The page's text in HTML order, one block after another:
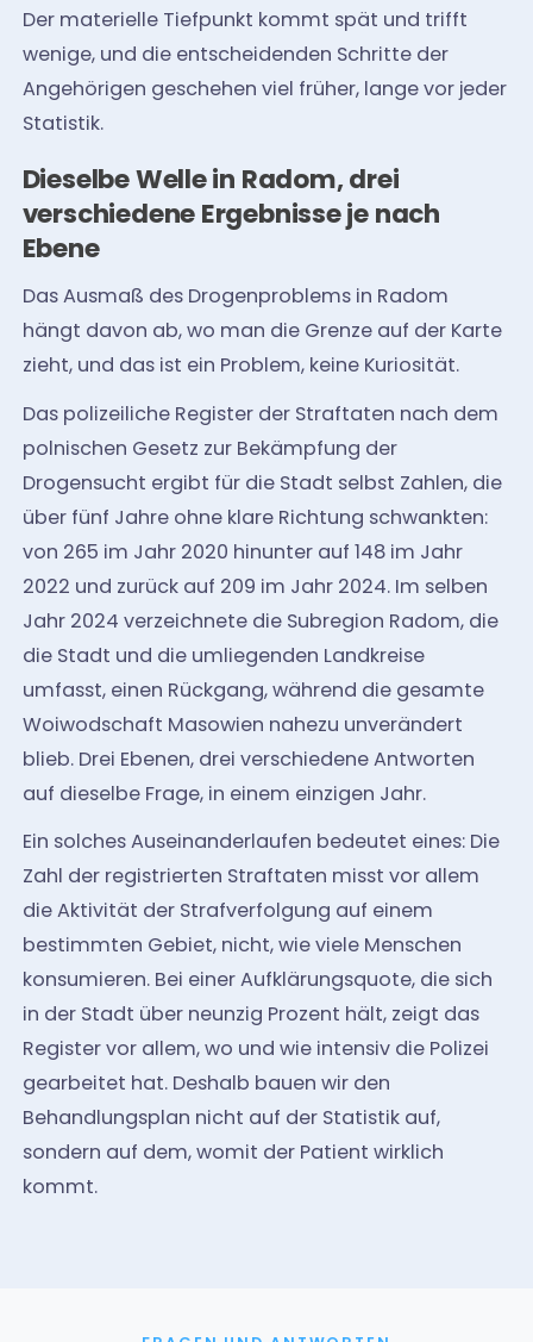
Der materielle Tiefpunkt kommt spät und trifft
wenige, und die entscheidenden Schritte der
Angehörigen geschehen viel früher, lange vor jeder
Statistik.
Dieselbe Welle in Radom, drei
verschiedene Ergebnisse je nach
Ebene
Das Ausmaß des Drogenproblems in Radom
hängt davon ab, wo man die Grenze auf der Karte
zieht, und das ist ein Problem, keine Kuriosität.
Das polizeiliche Register der Straftaten nach dem
polnischen Gesetz zur Bekämpfung der
Drogensucht ergibt für die Stadt selbst Zahlen, die
über fünf Jahre ohne klare Richtung schwankten:
von 265 im Jahr 2020 hinunter auf 148 im Jahr
2022 und zurück auf 209 im Jahr 2024. Im selben
Jahr 2024 verzeichnete die Subregion Radom, die
die Stadt und die umliegenden Landkreise
umfasst, einen Rückgang, während die gesamte
Woiwodschaft Masowien nahezu unverändert
blieb. Drei Ebenen, drei verschiedene Antworten
auf dieselbe Frage, in einem einzigen Jahr.
Ein solches Auseinanderlaufen bedeutet eines: Die
Zahl der registrierten Straftaten misst vor allem
die Aktivität der Strafverfolgung auf einem
bestimmten Gebiet, nicht, wie viele Menschen
konsumieren. Bei einer Aufklärungsquote, die sich
in der Stadt über neunzig Prozent hält, zeigt das
Register vor allem, wo und wie intensiv die Polizei
gearbeitet hat. Deshalb bauen wir den
Behandlungsplan nicht auf der Statistik auf,
sondern auf dem, womit der Patient wirklich
kommt.